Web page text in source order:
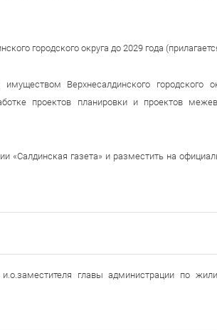
городского округа до 2029 года
Верхнесалдинского городского
проектов планировки и проектов
«Салдинская газета» и разместить на
главы администрации по